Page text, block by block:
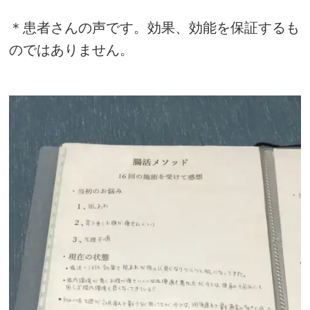
＊患者さんの声です。効果、効能を保証するも
のではありません。